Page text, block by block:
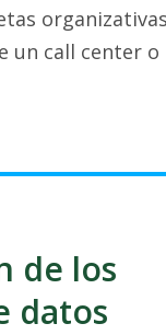
un call center o
de los
datos